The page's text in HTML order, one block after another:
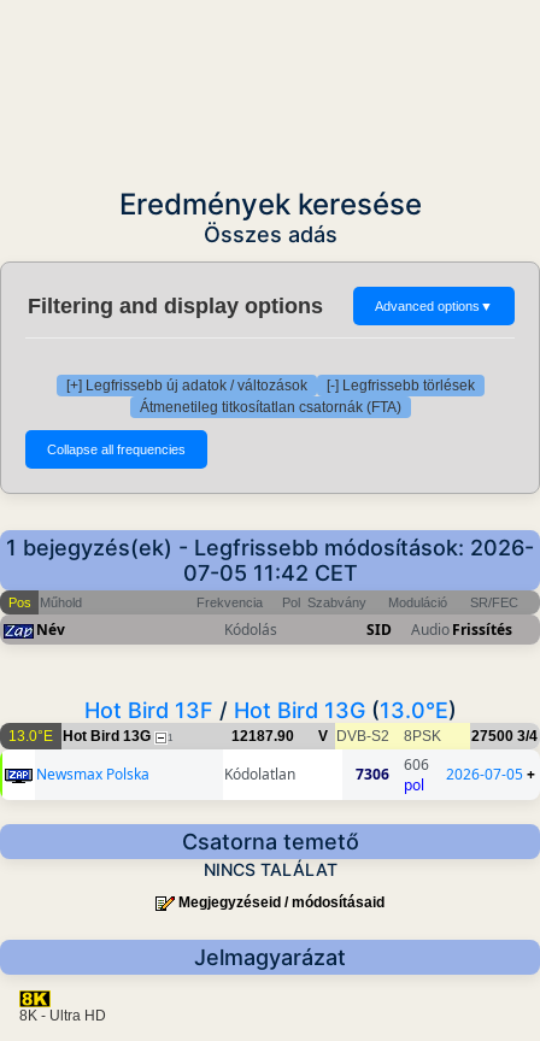
Eredmények keresése
Összes adás
Filtering and display options Advanced options ▼
[+] Legfrissebb új adatok / változások
[-] Legfrissebb törlések
Átmenetileg titkosítatlan csatornák (FTA)
1 bejegyzés(ek) - Legfrissebb módosítások: 2026-
07-05 11:42 CET
Pos Műhold Frekvencia Pol Szabvány Moduláció SR/FEC
Név Kódolás SID AudioFrissítés
Hot Bird 13F / Hot Bird 13G(13.0°E)
13.0°E Hot Bird 13G 1 12187.90 V DVB-S2 8PSK 27500 3/4
Newsmax Polska Kódolatlan 7306
606
pol
2026-07-05+
Csatorna temető
NINCS TALÁLAT
Megjegyzéseid / módosításaid
Jelmagyarázat
8K - Ultra HD